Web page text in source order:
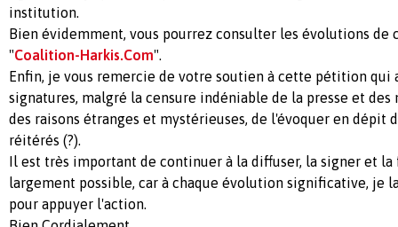
institution.
Bien évidemment, vous pourrez consulter les évolutions de
"Coalition-Harkis.Com".
Enfin, je vous remercie de votre soutien à cette pétition qui
signatures, malgré la censure indéniable de la presse et des
des raisons étranges et mystérieuses, de l'évoquer en dépit
réitérés (?).
Il est très important de continuer à la diffuser, la signer et la
largement possible, car à chaque évolution significative, je
pour appuyer l'action.